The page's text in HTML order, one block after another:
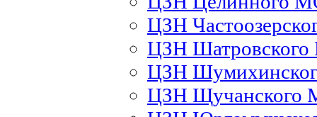
ЦЗН
ЦЗН
ЦЗН
ЦЗН Щучанского